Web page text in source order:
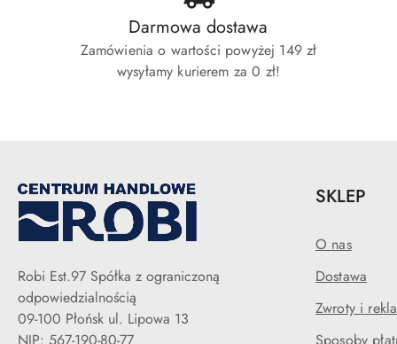
Darmowa dostawa
Zamówienia o wartości powyżej 149 zł
wysyłamy kurierem za 0 zł!
Robi Est.97 Spółka z ograniczoną
odpowiedzialnością
09-100 Płońsk ul. Lipowa 13
SKLEP
O nas
Dostawa
Zwroty i